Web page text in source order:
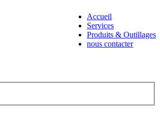
Accueil
Services
Produits & Outillages
nous contacter